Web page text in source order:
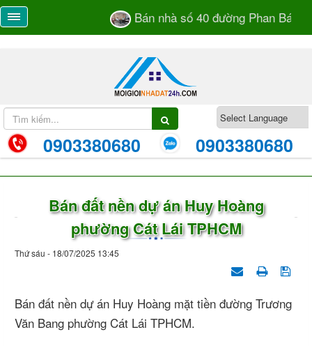
Bán nhà số 40 đường Phan Bá
0903380680 0903380680
Bán đất nền dự án Huy Hoàng
phường Cát Lái TPHCM
Thứ sáu - 18/07/2025 13:45
Bán đất nền dự án Huy Hoàng mặt tiền đường Trương
Văn Bang phường Cát Lái TPHCM.